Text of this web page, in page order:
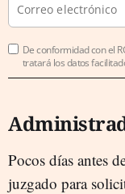
De conformidad con el
tratará los datos
Pocos días antes
juzgado para